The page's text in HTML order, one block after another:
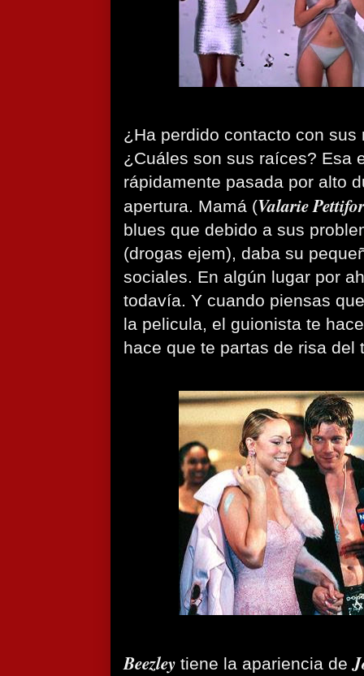
¿Ha perdido contacto con
¿Cuáles son sus raíces? Esa
rápidamente pasada por alto
apertura. Mamá (Valarie
blues que debido a sus
(drogas ejem), daba su
sociales. En algún lugar por
todavía. Y cuando piensas
la pelicula, el guionista te
hace que te partas de risa del
Beezley tiene la apariencia de